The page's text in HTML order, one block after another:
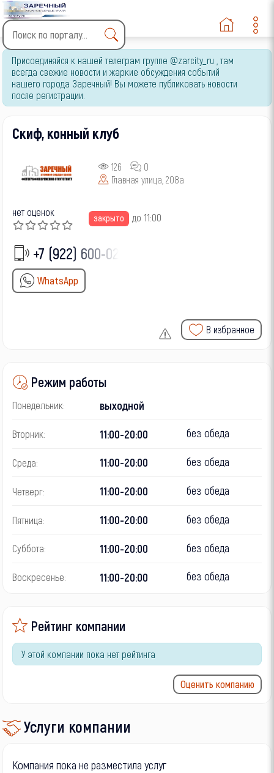
Type 2 or more characters
for results.
Присоединяйся к нашей телеграм группе @zarcity_ru , там
всегда свежие новости и жаркие обсуждения событий
нашего города Заречный! Вы можете публиковать новости
после регистрации.
Скиф, конный клуб
126
0
Главная улица, 208а
нет оценок закрыто до 11:00
+7 (922) 600-02-
WhatsApp
В избранное
Режим работы
Понедельник: выходной
Вторник: 11:00-20:00 без обеда
Среда: 11:00-20:00 без обеда
Четверг: 11:00-20:00 без обеда
Пятница: 11:00-20:00 без обеда
Суббота: 11:00-20:00 без обеда
Воскресенье: 11:00-20:00 без обеда
Рейтинг компании
У этой компании пока нет рейтинга
Оценить компанию
Услуги компании
Компания пока не разместила услуг